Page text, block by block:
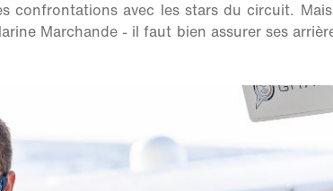
confrontations avec les stars du circuit.
Marchande - il faut bien assurer ses